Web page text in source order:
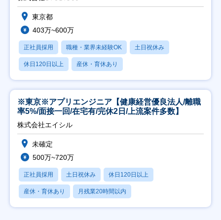
東京都
403万~600万
正社員採用 職種・業界未経験OK 土日祝休み
休日120日以上 産休・育休あり
※東京※アプリエンジニア【健康経営優良法人/離職
率5%/面接一回/在宅有/完休2日/上流案件多数】
株式会社エイシル
未確定
500万~720万
正社員採用 土日祝休み 休日120日以上
産休・育休あり 月残業20時間以内